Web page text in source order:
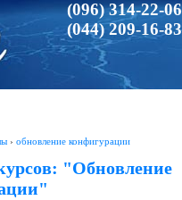
(096) 314-22-06
(044) 209-16-83
› обновление конфигурации
"Обновление